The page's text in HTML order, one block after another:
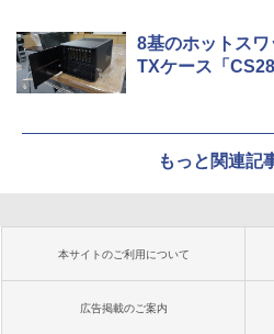
8基のホットス
TXケース「
もっと関連記
本サイトのご利用について
広告掲載のご案内